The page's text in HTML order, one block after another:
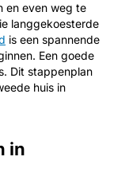
en even weg te
langgekoesterde
is een spannende
Een goede
Dit stappenplan
huis in
in